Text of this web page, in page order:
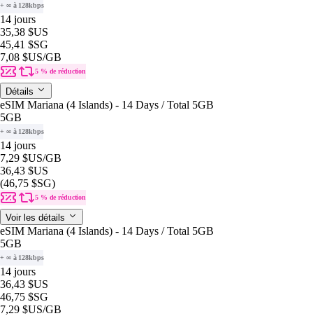
+ ∞ à 128kbps
14 jours
35,38 $US
45,41 $SG
7,08 $US/GB
5 % de réduction
Détails
eSIM Mariana (4 Islands) - 14 Days / Total 5GB
5GB
+ ∞ à 128kbps
14 jours
7,29 $US/GB
36,43 $US
(46,75 $SG)
5 % de réduction
Voir les détails
eSIM Mariana (4 Islands) - 14 Days / Total 5GB
5GB
+ ∞ à 128kbps
14 jours
36,43 $US
46,75 $SG
7,29 $US/GB